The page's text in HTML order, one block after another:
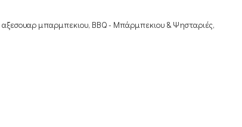
αξεσουαρ μπαρμπεκιου, ΒΒQ - Μπάρμπεκιου & Ψησταριές,